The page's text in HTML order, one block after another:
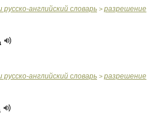
английский словарь > разрешение
английский словарь > разрешение